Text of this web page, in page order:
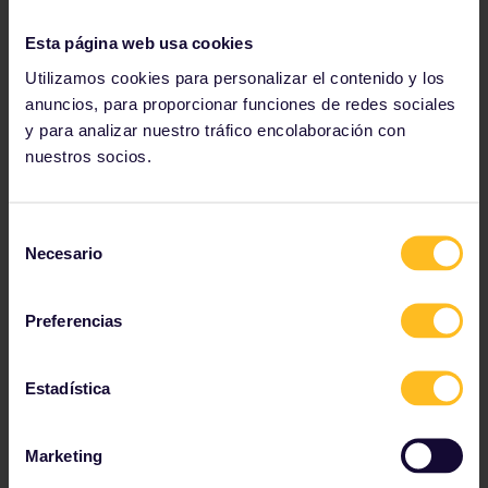
Esta página web usa cookies
Utilizamos cookies para personalizar el contenido y los
anuncios, para proporcionar funciones de redes sociales
y para analizar nuestro tráfico encolaboración con
nuestros socios.
Necesario
Preferencias
Estadística
Marketing
Carne asada - Inglaterra
tradicional con pavo, salchichas envueltas en beicon,
relleno, guisantes, patatas asadas, zanahorias, coles